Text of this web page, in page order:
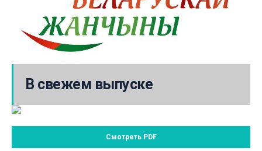
В свежем выпуске
Смотреть PDF